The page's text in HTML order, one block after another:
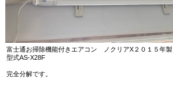
富士通お掃除機能付きエアコン ノクリアX２０１５年製
型式AS-X28F
完全分解です。